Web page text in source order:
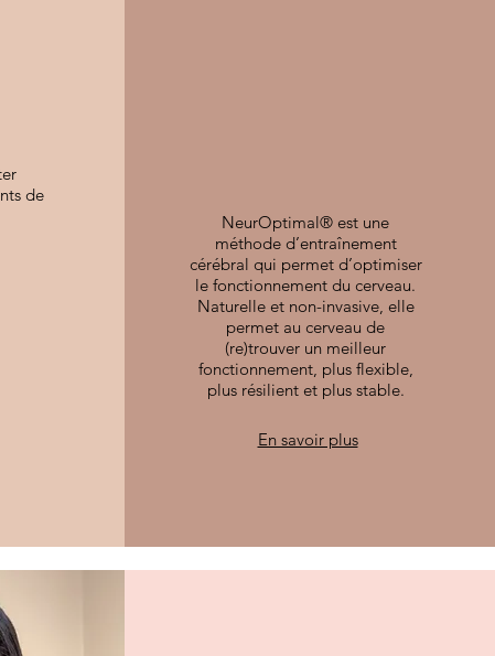
de
NeurOptimal® est une
méthode d’entraînement
cérébral qui permet d’optimiser
le fonctionnement du cerveau.
Naturelle et non-invasive, elle
permet au cerveau de
(re)trouver un meilleur
fonctionnement, plus flexible,
plus résilient et plus stable.
En savoir plus